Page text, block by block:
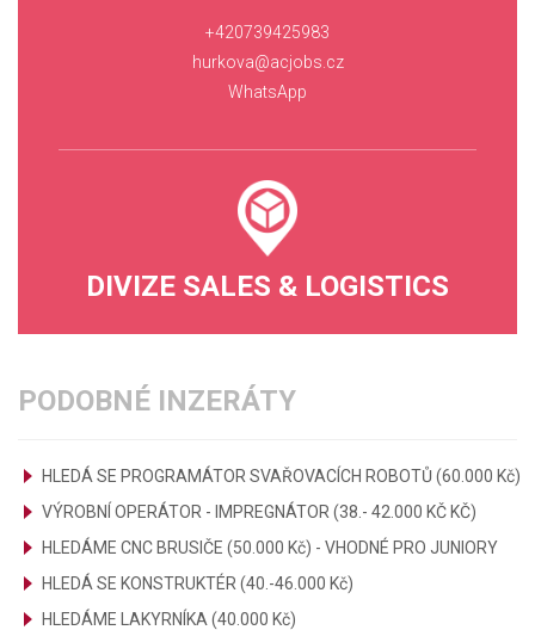
+420739425983
hurkova@acjobs.cz
WhatsApp
DIVIZE SALES & LOGISTICS
PODOBNÉ INZERÁTY
HLEDÁ SE PROGRAMÁTOR SVAŘOVACÍCH ROBOTŮ (60.000 Kč)
VÝROBNÍ OPERÁTOR - IMPREGNÁTOR (38.- 42.000 KČ KČ)
HLEDÁME CNC BRUSIČE (50.000 Kč) - VHODNÉ PRO JUNIORY
HLEDÁ SE KONSTRUKTÉR (40.-46.000 Kč)
HLEDÁME LAKYRNÍKA (40.000 Kč)